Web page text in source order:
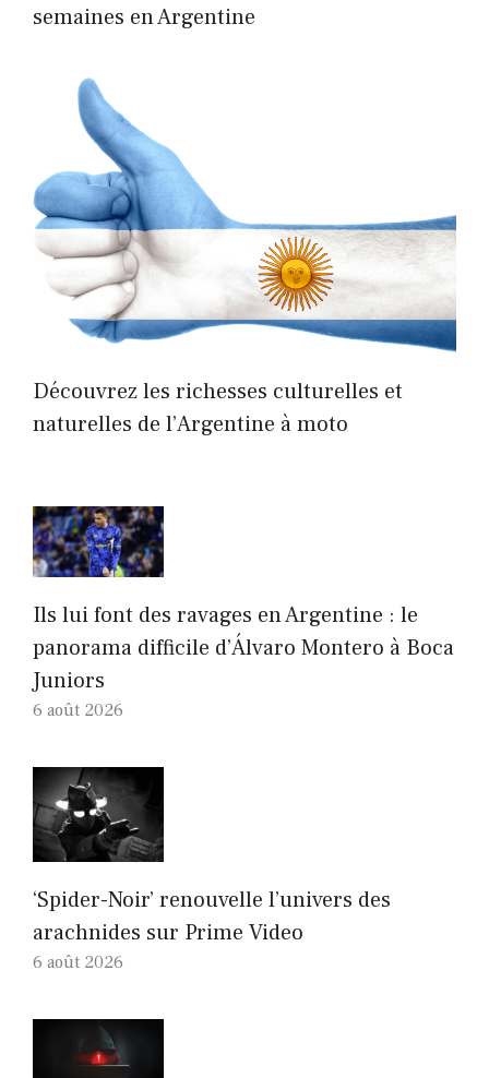
semaines en Argentine
Découvrez les richesses culturelles et
naturelles de l’Argentine à moto
Ils lui font des ravages en Argentine : le
panorama difficile d’Álvaro Montero à Boca
Juniors
6 août 2026
‘Spider-Noir’ renouvelle l’univers des
arachnides sur Prime Video
6 août 2026